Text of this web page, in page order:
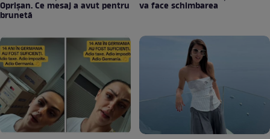
Oprișan. Ce mesaj a avut pentru
brunetă
va face schimbarea